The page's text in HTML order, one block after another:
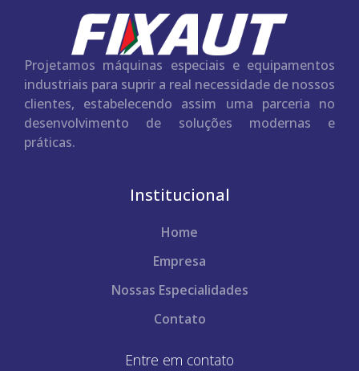
Projetamos máquinas especiais e equipamentos
industriais para suprir a real necessidade de nossos
clientes, estabelecendo assim uma parceria no
desenvolvimento de soluções modernas e
práticas.
Institucional
Home
Empresa
Nossas Especialidades
Contato
Entre em contato